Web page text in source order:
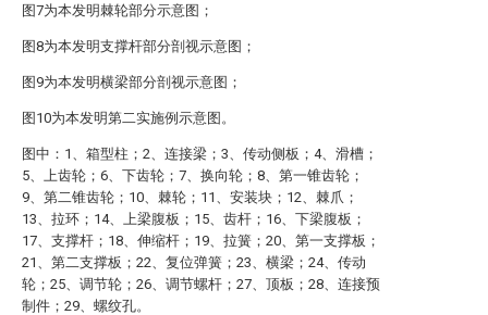
图7为本发明棘轮部分示意图；
图8为本发明支撑杆部分剖视示意图；
图9为本发明横梁部分剖视示意图；
图10为本发明第二实施例示意图。
图中：1、箱型柱；2、连接梁；3、传动侧板；4、滑槽；
5、上齿轮；6、下齿轮；7、换向轮；8、第一锥齿轮；
9、第二锥齿轮；10、棘轮；11、安装块；12、棘爪；
13、拉环；14、上梁腹板；15、齿杆；16、下梁腹板；
17、支撑杆；18、伸缩杆；19、拉簧；20、第一支撑板；
21、第二支撑板；22、复位弹簧；23、横梁；24、传动
轮；25、调节轮；26、调节螺杆；27、顶板；28、连接预
制件；29、螺纹孔。